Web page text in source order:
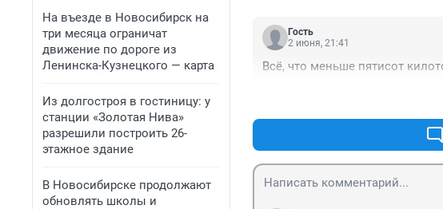
На въезде в Новосибирск на
три месяца ограничат
движение по дороге из
Ленинска-Кузнецкого — карта
Из долгостроя в гостиницу: у
станции «Золотая Нива»
разрешили построить 26-
этажное здание
В Новосибирске продолжают
обновлять школы и
Гость
2 июня, 21:41
Всё, что меньше пятисот